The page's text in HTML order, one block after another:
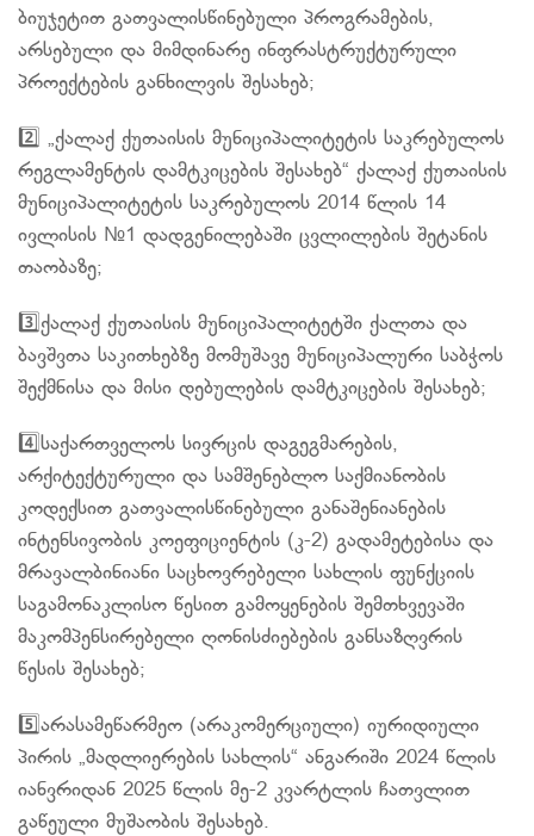
ბიუჯეტით გათვალისწინებული პროგრამების,
არსებული და მიმდინარე ინფრასტრუქტურული
პროექტების განხილვის შესახებ;
2️⃣ „ქალაქ ქუთაისის მუნიციპალიტეტის საკრებულოს
რეგლამენტის დამტკიცების შესახებ“ ქალაქ ქუთაისის
მუნიციპალიტეტის საკრებულოს 2014 წლის 14
ივლისის №1 დადგენილებაში ცვლილების შეტანის
თაობაზე;
3️⃣ქალაქ ქუთაისის მუნიციპალიტეტში ქალთა და
ბავშვთა საკითხებზე მომუშავე მუნიციპალური საბჭოს
შექმნისა და მისი დებულების დამტკიცების შესახებ;
4️⃣საქართველოს სივრცის დაგეგმარების,
არქიტექტურული და სამშენებლო საქმიანობის
კოდექსით გათვალისწინებული განაშენიანების
ინტენსივობის კოეფიციენტის (კ-2) გადამეტებისა და
მრავალბინიანი საცხოვრებელი სახლის ფუნქციის
საგამონაკლისო წესით გამოყენების შემთხვევაში
მაკომპენსირებელი ღონისძიებების განსაზღვრის
წესის შესახებ;
5️⃣არასამეწარმეო (არაკომერციული) იურიდიული
პირის „მადლიერების სახლის“ ანგარიში 2024 წლის
იანვრიდან 2025 წლის მე-2 კვარტლის ჩათვლით
გაწეული მუშაობის შესახებ.